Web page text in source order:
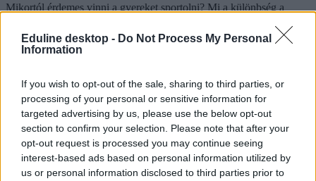
Eduline desktop - Do Not Process My Personal
Information
If you wish to opt-out of the sale, sharing to third parties, or
processing of your personal or sensitive information for
targeted advertising by us, please use the below opt-out
section to confirm your selection. Please note that after your
opt-out request is processed you may continue seeing
interest-based ads based on personal information utilized by
us or personal information disclosed to third parties prior to
Mikortól érdemes vinni a gyereket sportolni? Mi a különbség a
között? Hol kezdődik és meddig tart a serdülő, az ifi és a junior
korosztály? Na és mindez mennyibe kerülhet a szülőknek? Néhány
Közoktatás
Eduline
Mit kezdjek a gazdasági diplomámmal?